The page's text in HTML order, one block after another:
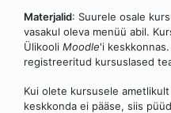
Materjalid: Suurele osale
vasakul oleva menüü abil.
Ülikooli Moodle'i
registreeritud kursuslased
Kui olete kursusele
keskkonda ei pääse, siis